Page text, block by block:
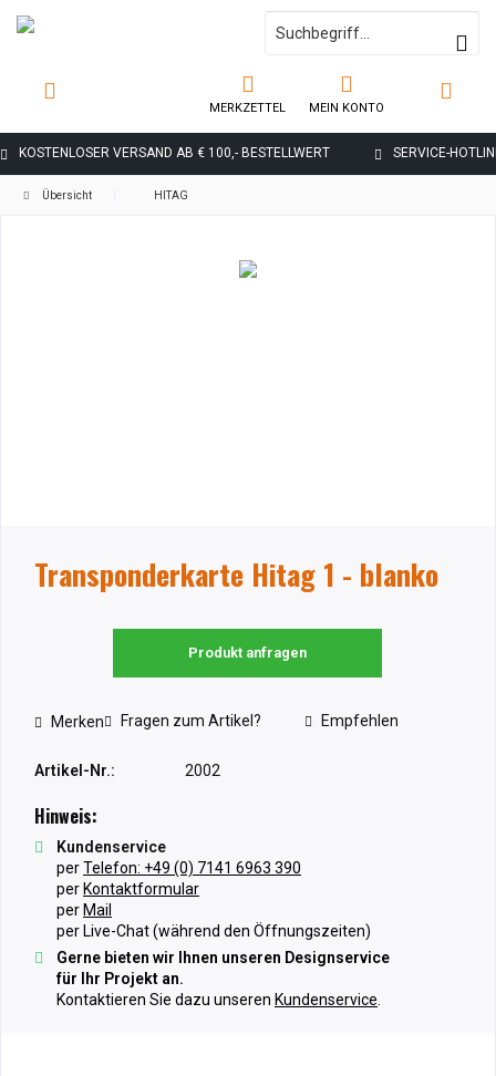
KOSTENLOSER VERSAND AB € 100,- BESTELLWERT SERVICE-
MERKZETTEL MEIN KONTO
Übersicht HITAG
Transponderkarte Hitag 1 - blanko
Produkt anfragen
Merken Fragen zum Artikel? Empfehlen
Artikel-Nr.: 2002
Hinweis:
Kundenservice
perTelefon: +49 (0) 7141 6963 390
per Kontaktformular
per Mail
per Live-Chat (während den Öffnungszeiten)
Gerne bieten wir Ihnen unseren Designservice
für Ihr Projekt an.
Kontaktieren Sie dazu unseren Kundenservice